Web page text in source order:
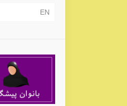
EN